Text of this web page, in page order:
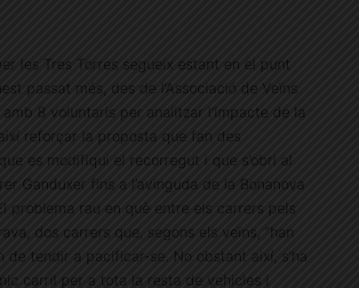
les Tres Torres segueix estant en el punt
passat més, des de l’Associació de Veïns
8 voluntaris per analitzar l’impacte de la
reforçar la proposta que fan des
es modifiqui el recorregut i que s’obri al
Ganduxer fins a l’avinguda de la Bonanova
problema rau en què entre els carrers pels
dos carrers que, segons els veïns, “han
tendir a pacificar-se. No obstant així, s’ha
carril per a tota la resta de vehicles i